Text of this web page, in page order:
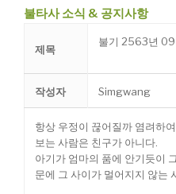
불타사 소식 & 공지사항
제목
불기 2563년 09
작성자 Simgwang
항상 우정이 끊어질까 염려하
보는 사람은 친구가 아니다.
아기가 엄마의 품에 안기듯이
문에 그 사이가 멀어지지 않는